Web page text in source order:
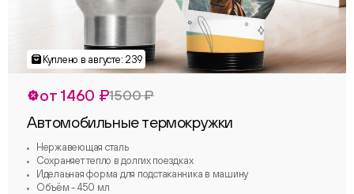
от 1460 ₽1500 ₽
Автомобильные термокружки
Нержавеющая сталь
Сохраняет тепло в долгих поездках
Иделаьная форма для подстаканника в машину
Объём - 450 мл